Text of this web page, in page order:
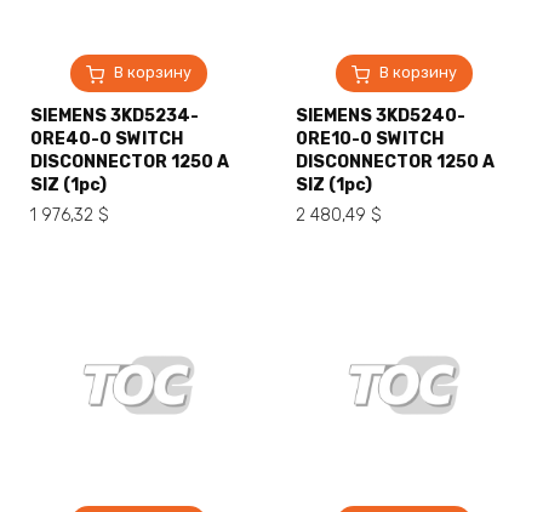
В корзину
SIEMENS 3KD5234-
0RE40-0 SWITCH
DISCONNECTOR 1250 A
SIZ (1pc)
1 976,32 $
В корзину
SIEMENS 3KD5240-
0RE10-0 SWITCH
DISCONNECTOR 1250 A
SIZ (1pc)
2 480,49 $